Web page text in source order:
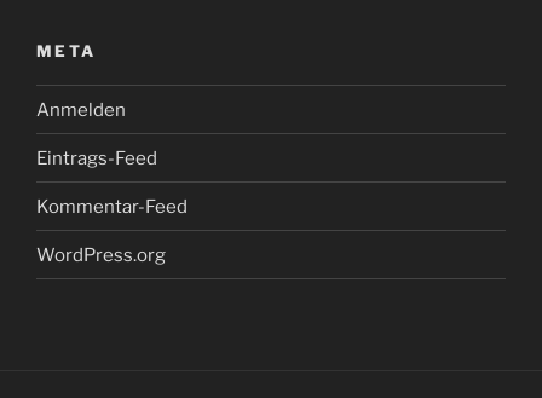
META
Anmelden
Eintrags-Feed
Kommentar-Feed
WordPress.org